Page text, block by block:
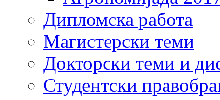
Дипломска работа
Магистерски теми
Докторски теми и
Студентски